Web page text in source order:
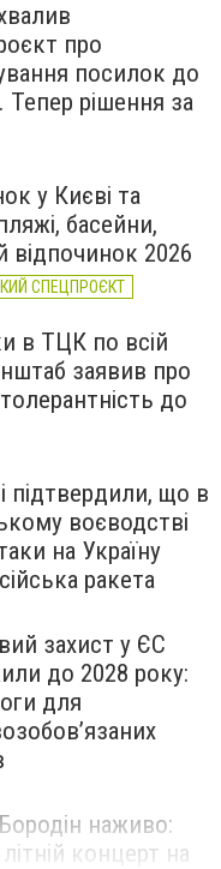
про
посилок до
Тепер рішення за
у Києві та
басейни,
відпочинок 2026
СПЕЦПРОЄКТ
в ТЦК по всій
заявив про
до
підтвердили, що в
воєводстві
на Україну
ракета
захист у ЄС
до 2028 року:
для
наживо:
концерт на